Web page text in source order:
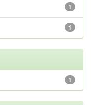
1
1
1